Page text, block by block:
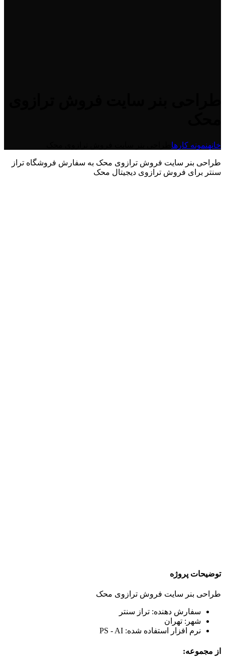
خانهنمونه کارها
طراحی بنر سایت فروش ترازوی محک به سفارش فروشگاه تراز
سنتر برای فروش ترازوی دیجیتال محک
توضیحات پروژه
طراحی بنر سایت فروش ترازوی محک
سفارش دهنده: تراز سنتر
شهر: تهران
نرم افزار استفاده شده: PS - AI
از مجموعه: